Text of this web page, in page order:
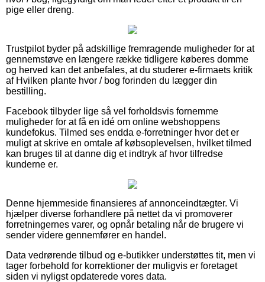
pige eller dreng.
Trustpilot byder på adskillige fremragende muligheder for at
gennemstøve en længere række tidligere køberes domme
og herved kan det anbefales, at du studerer e-firmaets kritik
af Hvilken plante hvor / bog forinden du lægger din
bestilling.
Facebook tilbyder lige så vel forholdsvis fornemme
muligheder for at få en idé om online webshoppens
kundefokus. Tilmed ses endda e-forretninger hvor det er
muligt at skrive en omtale af købsoplevelsen, hvilket tilmed
kan bruges til at danne dig et indtryk af hvor tilfredse
kunderne er.
Denne hjemmeside finansieres af annonceindtægter. Vi
hjælper diverse forhandlere på nettet da vi promoverer
forretningernes varer, og opnår betaling når de brugere vi
sender videre gennemfører en handel.
Data vedrørende tilbud og e-butikker understøttes tit, men vi
tager forbehold for korrektioner der muligvis er foretaget
siden vi nyligst opdaterede vores data.